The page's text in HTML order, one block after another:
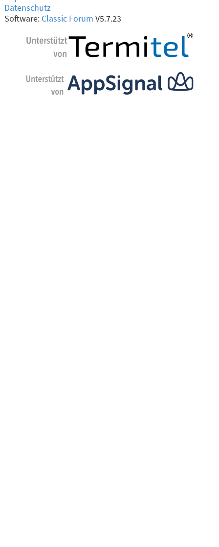
Datenschutz
Software: Classic Forum V5.7.23